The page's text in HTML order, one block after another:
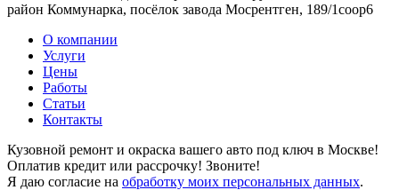
район Коммунарка, посёлок завода Мосрентген, 189/1соор6
О компании
Услуги
Цены
Работы
Статьи
Контакты
Кузовной ремонт и окраска вашего авто под ключ в Москве!
Оплатив кредит или рассрочку! Звоните!
Я даю согласие на обработку моих персональных данных.